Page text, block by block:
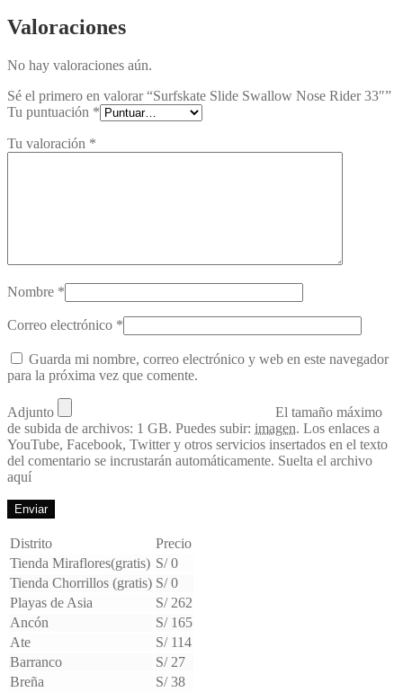
Valoraciones
No hay valoraciones aún.
Sé el primero en valorar “Surfskate Slide Swallow Nose Rider 33″”
Tu puntuación *
Tu valoración *
Nombre *
Correo electrónico *
Guarda mi nombre, correo electrónico y web en este navegador
para la próxima vez que comente.
Adjunto
El tamaño máximo
de subida de archivos: 1 GB. Puedes subir: imagen. Los enlaces a
YouTube, Facebook, Twitter y otros servicios insertados en el texto
del comentario se incrustarán automáticamente. Suelta el archivo
aquí
Distrito
Precio
Tienda Miraflores(gratis) S/ 0
Tienda Chorrillos (gratis) S/ 0
Playas de Asia
S/ 262
Ancón
S/ 165
Ate
S/ 114
Barranco
S/ 27
Breña
S/ 38